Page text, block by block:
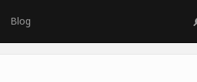
Blog